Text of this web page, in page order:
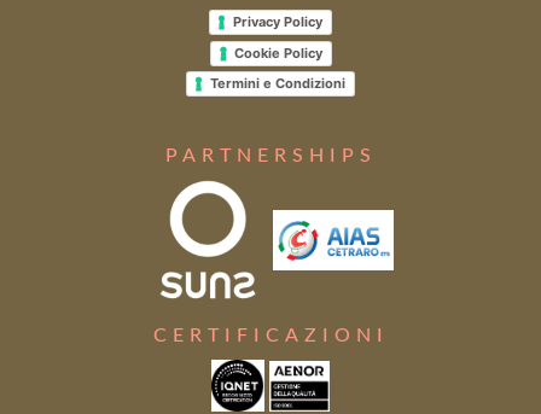
CERTIFICAZIONI
PARTNERSHIPS
Privacy Policy
Cookie Policy
Termini e Condizioni